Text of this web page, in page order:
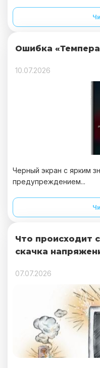
Ошибка
10.07.2026
Черный экран с ярким
предупреждением...
Что происходит
скачка
07.07.2026